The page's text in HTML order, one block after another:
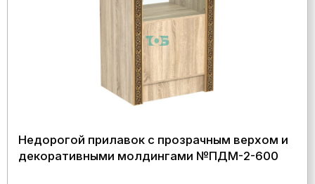
Недорогой прилавок с прозрачным верхом и
декоративными молдингами №ПДМ-2-600